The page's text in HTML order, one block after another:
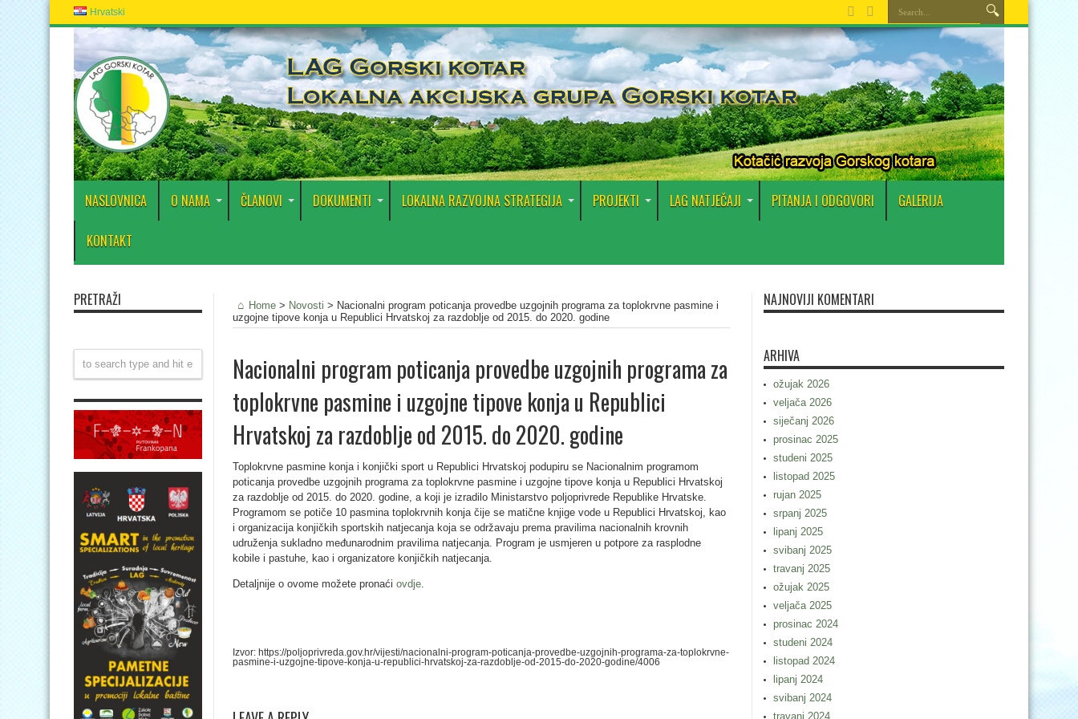
Hrvatski
NASLOVNICA O NAMA ČLANOVI DOKUMENTI LOKALNA RAZVOJNA STRATEGIJA PROJEKTI LAG NATJEČAJI PITANJA I ODGOVORI GALERIJA
KONTAKT
Home > Novosti > Nacionalni program poticanja provedbe uzgojnih programa za toplokrvne pasmine i
uzgojne tipove konja u Republici Hrvatskoj za razdoblje od 2015. do 2020. godine
Nacionalni program poticanja provedbe uzgojnih programa za
toplokrvne pasmine i uzgojne tipove konja u Republici
Hrvatskoj za razdoblje od 2015. do 2020. godine
Toplokrvne pasmine konja i konjički sport u Republici Hrvatskoj podupiru se Nacionalnim programom
poticanja provedbe uzgojnih programa za toplokrvne pasmine i uzgojne tipove konja u Republici Hrvatskoj
za razdoblje od 2015. do 2020. godine, a koji je izradilo Ministarstvo poljoprivrede Republike Hrvatske.
Programom se potiče 10 pasmina toplokrvnih konja čije se matične knjige vode u Republici Hrvatskoj, kao
i organizacija konjičkih sportskih natjecanja koja se održavaju prema pravilima nacionalnih krovnih
udruženja sukladno međunarodnim pravilima natjecanja. Program je usmjeren u potpore za rasplodne
kobile i pastuhe, kao i organizatore konjičkih natjecanja.
Detaljnije o ovome možete pronaći ovdje.
Izvor: https://poljoprivreda.gov.hr/vijesti/nacionalni-program-poticanja-provedbe-uzgojnih-programa-za-toplokrvne-
pasmine-i-uzgojne-tipove-konja-u-republici-hrvatskoj-za-razdoblje-od-2015-do-2020-godine/4006
PRETRAŽI NAJNOVIJI KOMENTARI
ARHIVA
ožujak 2026
veljača 2026
siječanj 2026
prosinac 2025
studeni 2025
listopad 2025
rujan 2025
srpanj 2025
lipanj 2025
svibanj 2025
travanj 2025
ožujak 2025
veljača 2025
prosinac 2024
studeni 2024
listopad 2024
lipanj 2024
svibanj 2024
travanj 2024